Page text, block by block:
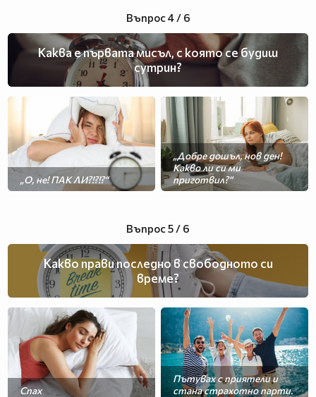
Въпрос 4 / 6
Каква е първата мисъл, с която се будиш
сутрин?
„О, не! ПАК ЛИ?!?!?“
„Добре дошъл, нов ден!
Какво ли си ми
приготвил?“
Въпрос 5 / 6
Какво прави последно в свободното си
време?
Спах
Пътувах с приятели и
стана страхотно парти.